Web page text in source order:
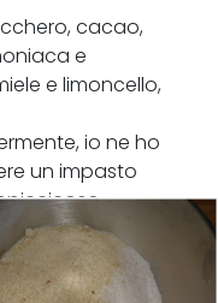
cacao,
e
e limoncello,
io ne ho
un impasto